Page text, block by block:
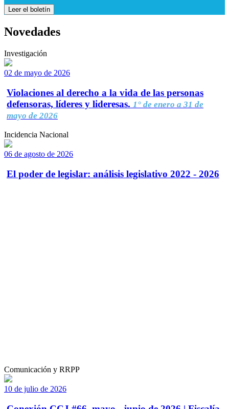
Leer el boletín
Novedades
Investigación
02 de mayo de 2026
Violaciones al derecho a la vida de las personas
defensoras, líderes y lideresas. 1° de enero a 31 de
mayo de 2026
Incidencia Nacional
06 de agosto de 2026
El poder de legislar: análisis legislativo 2022 - 2026
Comunicación y RRPP
10 de julio de 2026